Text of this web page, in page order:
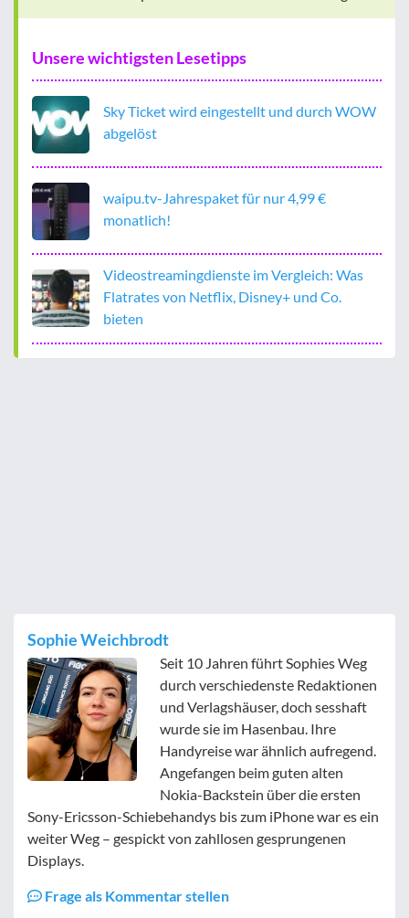
Unsere wichtigsten Lesetipps
Sky Ticket wird eingestellt und durch WOW
abgelöst
waipu.tv-Jahrespaket für nur 4,99 €
monatlich!
Videostreamingdienste im Vergleich: Was
Flatrates von Netflix, Disney+ und Co.
bieten
Sophie Weichbrodt
Seit 10 Jahren führt Sophies Weg
durch verschiedenste Redaktionen
und Verlagshäuser, doch sesshaft
wurde sie im Hasenbau. Ihre
Handyreise war ähnlich aufregend.
Angefangen beim guten alten
Nokia-Backstein über die ersten
Sony-Ericsson-Schiebehandys bis zum iPhone war es ein
weiter Weg – gespickt von zahllosen gesprungenen
Displays.
Frage als Kommentar stellen